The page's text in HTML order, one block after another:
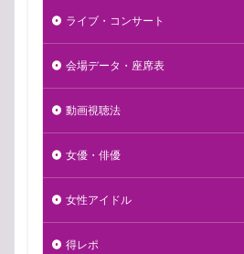
ライブ・コンサート
会場データ・座席表
動画視聴法
女優・俳優
女性アイドル
得レポ